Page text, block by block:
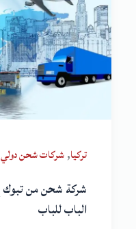
تركيا,شركات شحن دولي
شركة شحن من تبوك
الباب للباب